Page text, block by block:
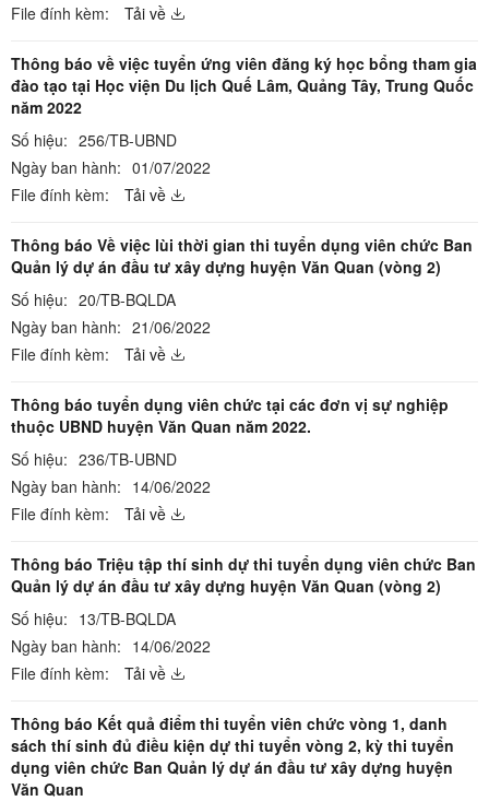
File đính kèm:
Tải về
Thông báo về việc tuyển ứng viên đăng ký học bổng tham gia
đào tạo tại Học viện Du lịch Quế Lâm, Quảng Tây, Trung Quốc
năm 2022
Số hiệu: 256/TB-UBND
Ngày ban hành: 01/07/2022
File đính kèm:
Tải về
Thông báo Về việc lùi thời gian thi tuyển dụng viên chức Ban
Quản lý dự án đầu tư xây dựng huyện Văn Quan (vòng 2)
Số hiệu: 20/TB-BQLDA
Ngày ban hành: 21/06/2022
File đính kèm:
Tải về
Thông báo tuyển dụng viên chức tại các đơn vị sự nghiệp
thuộc UBND huyện Văn Quan năm 2022.
Số hiệu: 236/TB-UBND
Ngày ban hành: 14/06/2022
File đính kèm:
Tải về
Thông báo Triệu tập thí sinh dự thi tuyển dụng viên chức Ban
Quản lý dự án đầu tư xây dựng huyện Văn Quan (vòng 2)
Số hiệu: 13/TB-BQLDA
Ngày ban hành: 14/06/2022
File đính kèm:
Tải về
Thông báo Kết quả điểm thi tuyển viên chức vòng 1, danh
sách thí sinh đủ điều kiện dự thi tuyển vòng 2, kỳ thi tuyển
dụng viên chức Ban Quản lý dự án đầu tư xây dựng huyện
Văn Quan